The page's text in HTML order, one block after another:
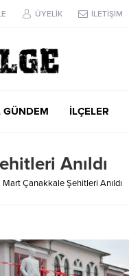
ÜYELİK İLETİŞİM
GÜNDEM İLÇELER
Anıldı
Mart Çanakkale Şehitleri Anıldı